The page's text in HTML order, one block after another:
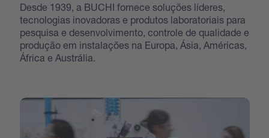
Desde 1939, a BUCHI fornece soluções líderes,
tecnologias inovadoras e produtos laboratoriais para
pesquisa e desenvolvimento, controle de qualidade e
produção em instalações na Europa, Ásia, Américas,
África e Austrália.